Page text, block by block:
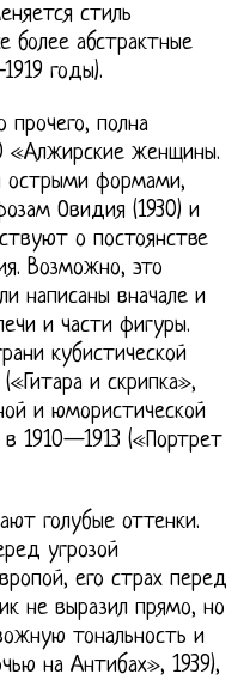
стиль
более абстрактные
годы).
прочего, полна
«Алжирские женщины.
острыми формами,
Овидия (1930) и
о постоянстве
Возможно, это
написаны вначале и
и части фигуры.
кубистической
и скрипка»,
и юмористической
1910—1913 («Портрет
голубые оттенки.
угрозой
его страх перед
не выразил прямо, но
тональность и
на Антибах», 1939),